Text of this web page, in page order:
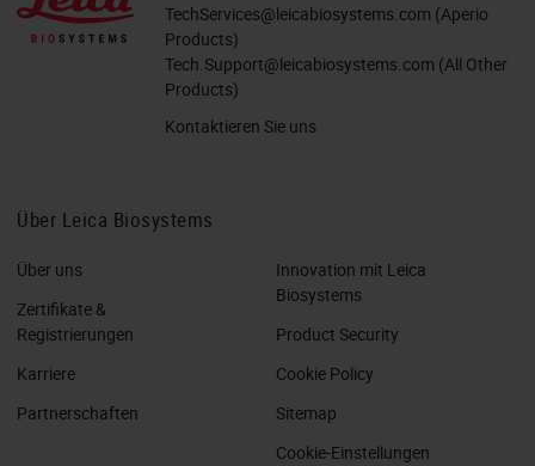
TechServices@leicabiosystems.com (Aperio
Products)
Tech.Support@leicabiosystems.com (All Other
Products)
Kontaktieren Sie uns
Über Leica Biosystems
Über uns
Zertifikate &
Registrierungen
Karriere
Partnerschaften
Innovation mit Leica
Biosystems
Product Security
Cookie Policy
Sitemap
Cookie-Einstellungen